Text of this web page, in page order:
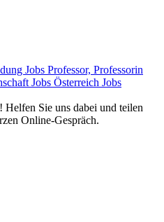
Jobs Professor, Professorin
Jobs Österreich Jobs
Helfen Sie uns dabei und teilen
Online-Gespräch.